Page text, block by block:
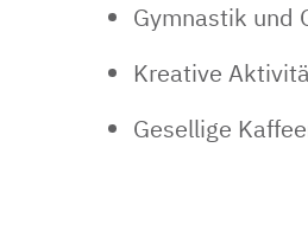
Gymnastik und
Kreative
Gesellige